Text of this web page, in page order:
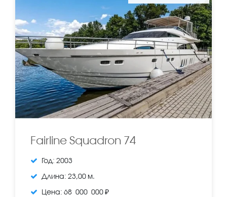
Fairline Squadron 74
Год: 2003
Длина: 23,00 м.
Цена: 68 000 000 ₽